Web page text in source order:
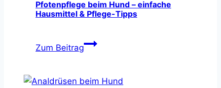
Pfotenpflege beim Hund – einfache
Hausmittel & Pflege-Tipps
Zum BeitragPfotenpflege
–